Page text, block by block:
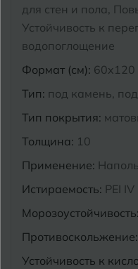
для стен и пола,
Устойчивость к
водопоглощение
Формат (см): 60x120
Тип: под камень,
Тип покрытия:
Толщина: 10
Применение:
Истираемость: PEI IV
Морозоустойчивость:
Противоскольжение:
Устойчивость к
Магнитогорск
Майкоп
Муром